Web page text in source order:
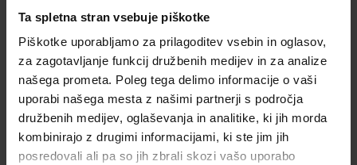
Ta spletna stran vsebuje piškotke
Piškotke uporabljamo za prilagoditev vsebin in oglasov,
za zagotavljanje funkcij družbenih medijev in za analize
našega prometa. Poleg tega delimo informacije o vaši
uporabi našega mesta z našimi partnerji s področja
družbenih medijev, oglaševanja in analitike, ki jih morda
kombinirajo z drugimi informacijami, ki ste jim jih
posredovali ali pa so jih zbrali skozi vašo uporabo
Naročite
brezplačni
vzorec
strešnika
How to
video
napotki